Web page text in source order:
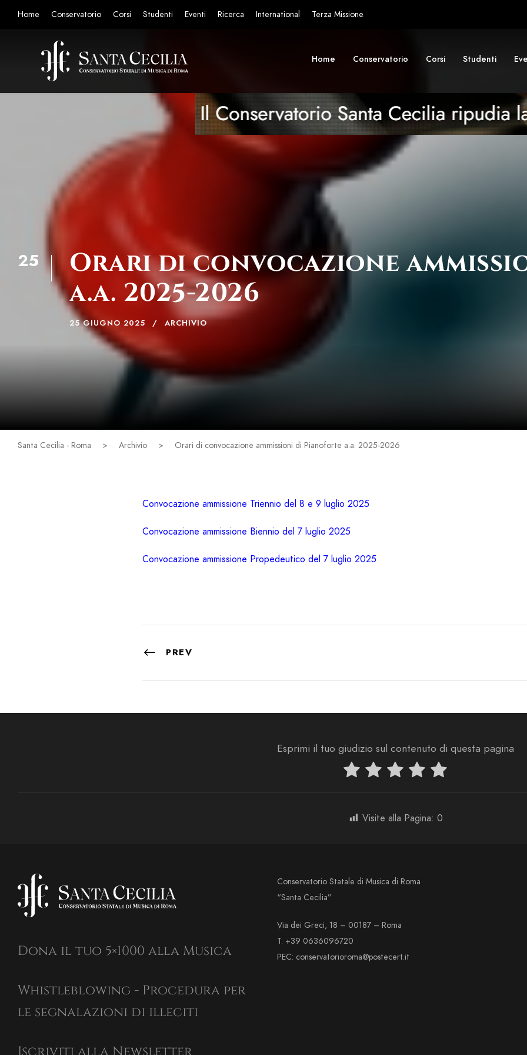
Home Conservatorio Corsi Studenti Eventi Ricerca International Terza Missione
Home Conservatorio Corsi Studenti
25
Orari di convocazione
a.a. 2025-2026
25 GIUGNO 2025 ARCHIVIO
Santa Cecilia - Roma > Archivio > Orari di convocazione ammissioni di Pianoforte a.a. 2025-2026
Convocazione ammissione Triennio del 8 e 9 luglio 2025
Convocazione ammissione Biennio del 7 luglio 2025
Convocazione ammissione Propedeutico del 7 luglio 2025
PREV
Esprimi il tuo giudizio sul contenuto di questa pagina
Visite alla Pagina: 0
Dona il tuo 5×1000 alla Musica
Whistleblowing - Procedura per
le segnalazioni di illeciti
Conservatorio Statale di Musica di Roma
“Santa Cecilia”
Via dei Greci, 18 – 00187 – Roma
T. +39 0636096720
PEC: conservatorioroma@postecert.it